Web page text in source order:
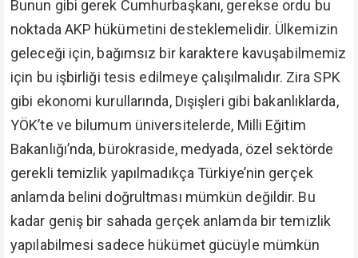
Bunun gibi gerek Cumhurbaşkanı, gerekse ordu bu
noktada AKP hükümetini desteklemelidir. Ülkemizin
geleceği için, bağımsız bir karaktere kavuşabilmemiz
için bu işbirliği tesis edilmeye çalışılmalıdır. Zira SPK
gibi ekonomi kurullarında, Dışişleri gibi bakanlıklarda,
YÖK’te ve bilumum üniversitelerde, Milli Eğitim
Bakanlığı’nda, bürokraside, medyada, özel sektörde
gerekli temizlik yapılmadıkça Türkiye’nin gerçek
anlamda belini doğrultması mümkün değildir. Bu
kadar geniş bir sahada gerçek anlamda bir temizlik
yapılabilmesi sadece hükümet gücüyle mümkün